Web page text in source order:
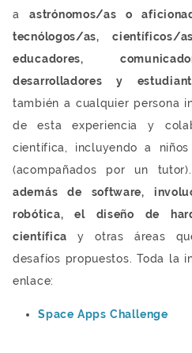
aastrónomos/as o
tecnólogos/as, científicos/
educadores,
desarrolladores y
también a cualquier persona
de esta experiencia y
científica, incluyendo a
(acompañados por un
además de software,
robótica, el diseño de
científica y otras áreas
desafíos propuestos. Toda la
enlace:
Space Apps Challenge